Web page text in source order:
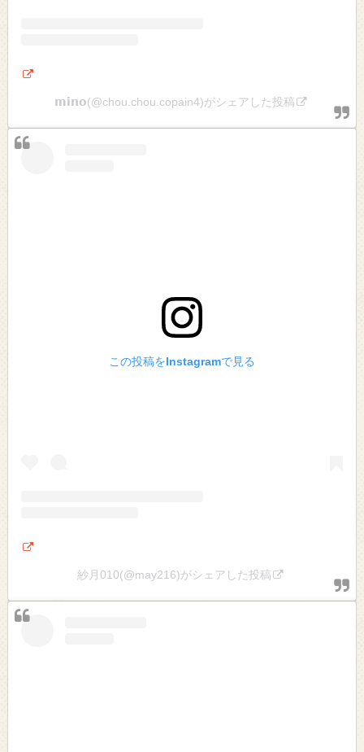
𝗺𝗶𝗻𝗼(@chou.chou.copain4)がシェアした投稿
この投稿をInstagramで見る
紗月010(@may216)がシェアした投稿